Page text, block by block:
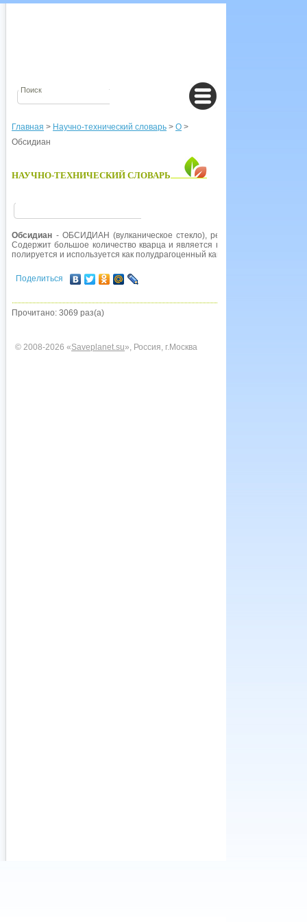
Главная > Научно-технический словарь > О >
Обсидиан
НАУЧНО-ТЕХНИЧЕСКИЙ СЛОВАРЬ
Обсидиан - ОБСИДИАН (вулканическое стекло), редкая серая или
Содержит большое количество кварца и является некристаллическим
полируется и используется как полудрагоценный камень.
Поделиться
Прочитано: 3069 раз(а)
© 2008-2026 «Saveplanet.su», Россия, г.Москва